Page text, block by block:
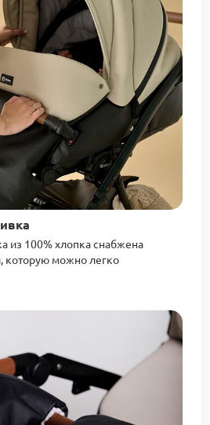
из 100% хлопка снабжена
которую можно легко